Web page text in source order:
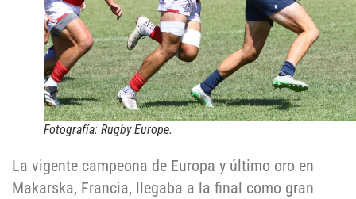
Fotografía: Rugby Europe.
La vigente campeona de Europa y último oro en
Makarska, Francia, llegaba a la final como gran